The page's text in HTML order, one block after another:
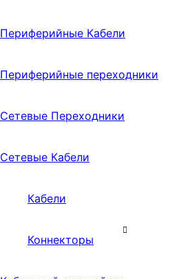
Периферийные Кабели
Периферийные переходники
Сетевые Переходники
Сетевые Кабели
Кабели
Коннекторы